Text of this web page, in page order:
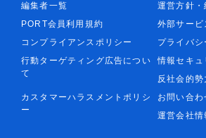
編集者一覧
運営方針・
PORT会員利用規約
外部サービ
コンプライアンスポリシー
プライバシ
行動ターゲティング広告につい
て
情報セキュ
反社会的勢
カスタマーハラスメントポリシ
ー
お問い合わ
運営会社情